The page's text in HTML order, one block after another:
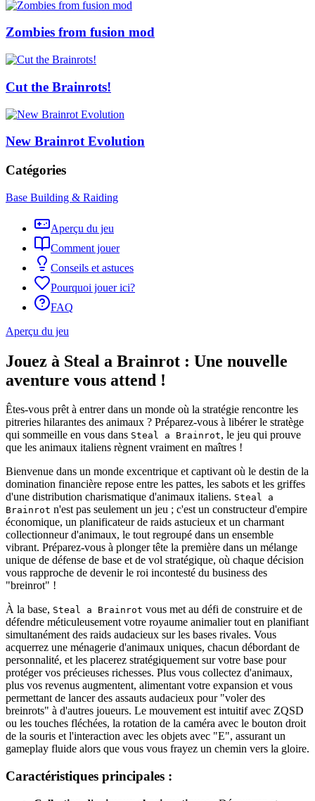
Zombies from fusion mod
Cut the Brainrots!
New Brainrot Evolution
Catégories
Base Building & Raiding
Aperçu du jeu
Comment jouer
Conseils et astuces
Pourquoi jouer ici?
FAQ
Aperçu du jeu
Jouez à Steal a Brainrot : Une nouvelle
aventure vous attend !
Êtes-vous prêt à entrer dans un monde où la stratégie rencontre les
pitreries hilarantes des animaux ? Préparez-vous à libérer le stratège
qui sommeille en vous dans Steal a Brainrot, le jeu qui prouve
que les animaux italiens règnent vraiment en maîtres !
Bienvenue dans un monde excentrique et captivant où le destin de la
domination financière repose entre les pattes, les sabots et les griffes
d'une distribution charismatique d'animaux italiens. Steal a
Brainrot n'est pas seulement un jeu ; c'est un constructeur d'empire
économique, un planificateur de raids astucieux et un charmant
collectionneur d'animaux, le tout regroupé dans un ensemble
vibrant. Préparez-vous à plonger tête la première dans un mélange
unique de défense de base et de vol stratégique, où chaque décision
vous rapproche de devenir le roi incontesté du business des
"breinrot" !
À la base, Steal a Brainrot vous met au défi de construire et de
défendre méticuleusement votre royaume animalier tout en planifiant
simultanément des raids audacieux sur les bases rivales. Vous
acquerrez une ménagerie d'animaux uniques, chacun débordant de
personnalité, et les placerez stratégiquement sur votre base pour
protéger vos précieuses richesses. Plus vous collectez d'animaux,
plus vos revenus augmentent, alimentant votre expansion et vous
permettant de lancer des assauts audacieux pour "voler des
breinrots" à d'autres joueurs. Le mouvement est intuitif avec ZQSD
ou les touches fléchées, la rotation de la caméra avec le bouton droit
de la souris et l'interaction avec les objets avec "E", assurant un
gameplay fluide alors que vous vous frayez un chemin vers la gloire.
Caractéristiques principales :